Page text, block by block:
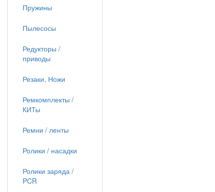
Пружины
Пылесосы
Редукторы /
приводы
Резаки, Ножи
Ремкомплекты /
КИТы
Ремни / ленты
Ролики / насадки
Ролики заряда /
PCR